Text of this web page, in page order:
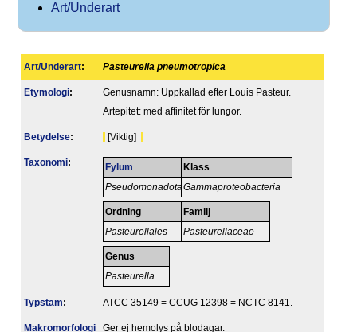
Art/Underart
Art/Underart: Pasteurella pneumotropica
Etymologi:
Genusnamn: Uppkallad efter Louis Pasteur.
Artepitet: med affinitet för lungor.
Betydelse: [Viktig]
Taxonomi: Fylum
Pseudomonadota
Klass
Gammaproteobacteria
Ordning
Pasteurellales
Familj
Pasteurellaceae
Genus
Pasteurella
Typstam: ATCC 35149 = CCUG 12398 = NCTC 8141.
Makromorfologi
Ger ej hemolys på blodagar.